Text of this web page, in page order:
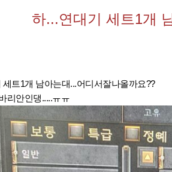
하...연대기 세트1개
세트1개 남아는대...어디서잘나올까요??
리안인댕.....ㅠㅠ